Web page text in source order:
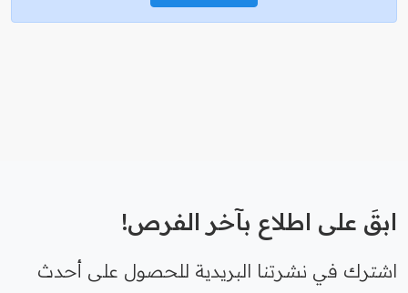
ابقَ على اطلاع بآخر الفرص!
اشترك في نشرتنا البريدية للحصول على أحدث